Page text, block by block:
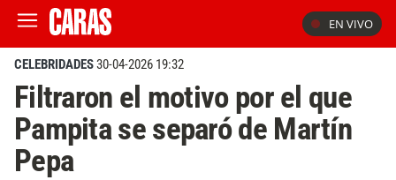
EN VIVO
CELEBRIDADES30-04-2026 19:32
Filtraron el motivo por el que
Pampita se separó de Martín
Pepa